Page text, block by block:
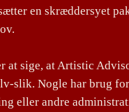
en skræddersyet
at sige, at Artistic
slik. Nogle har brug
eller andre